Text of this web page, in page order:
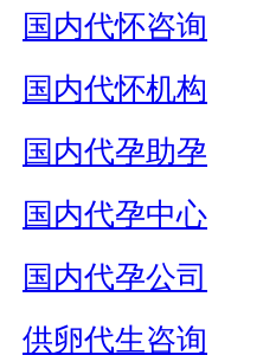
国内代怀咨询
国内代怀机构
国内代孕助孕
国内代孕中心
国内代孕公司
供卵代生咨询